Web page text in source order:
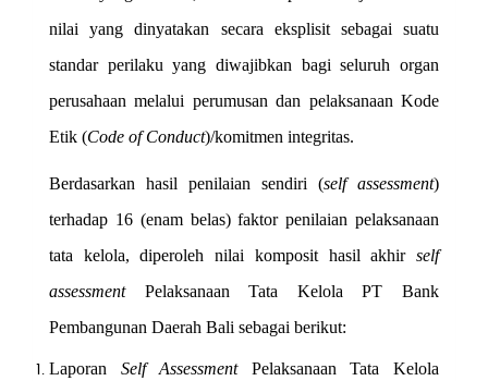
nilai yang dinyatakan secara eksplisit sebagai suatu
standar perilaku yang diwajibkan bagi seluruh organ
perusahaan melalui perumusan dan pelaksanaan Kode
Etik (Code of Conduct)/komitmen integritas.
Berdasarkan hasil penilaian sendiri (self assessment)
terhadap 16 (enam belas) faktor penilaian pelaksanaan
tata kelola, diperoleh nilai komposit hasil akhir self
assessmentPelaksanaan Tata Kelola PT Bank
Pembangunan Daerah Bali sebagai berikut:
Laporan Self AssessmentPelaksanaan Tata Kelola